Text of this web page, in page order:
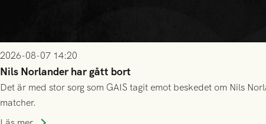
2026-08-07 14:20
Nils Norlander har gått bort
Det är med stor sorg som GAIS tagit emot beskedet om Nils
matcher.